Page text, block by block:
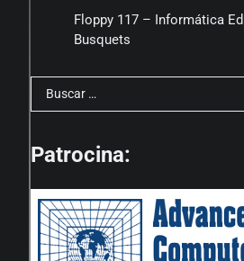
Floppy 117 – Informática
Busquets
Buscar:
Patrocina: